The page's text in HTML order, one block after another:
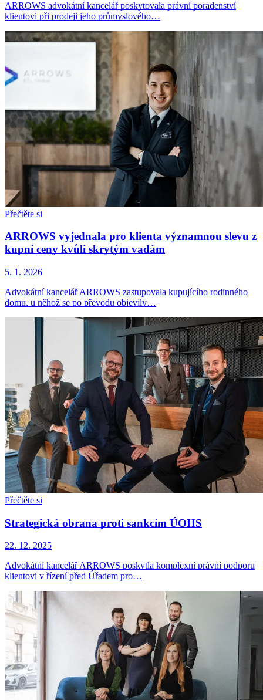
ARROWS advokátní kancelář poskytovala právní poradenství
klientovi při prodeji jeho průmyslového…
Přečtěte si
ARROWS vyjednala pro klienta významnou slevu z
kupní ceny kvůli skrytým vadám
5. 1. 2026
Advokátní kancelář ARROWS zastupovala kupujícího rodinného
domu, u něhož se po převodu objevily…
Přečtěte si
Strategická obrana proti sankcím ÚOHS
22. 12. 2025
Advokátní kancelář ARROWS poskytla komplexní právní podporu
klientovi v řízení před Úřadem pro…